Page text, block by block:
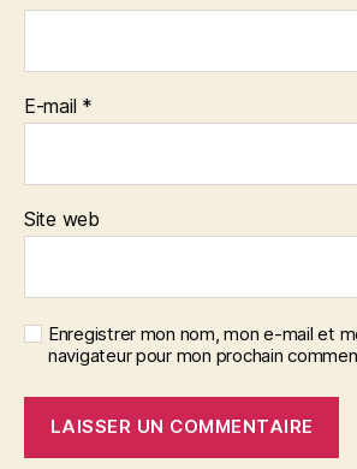
E-mail *
Site web
Enregistrer mon nom, mon e-mail et
navigateur pour mon prochain